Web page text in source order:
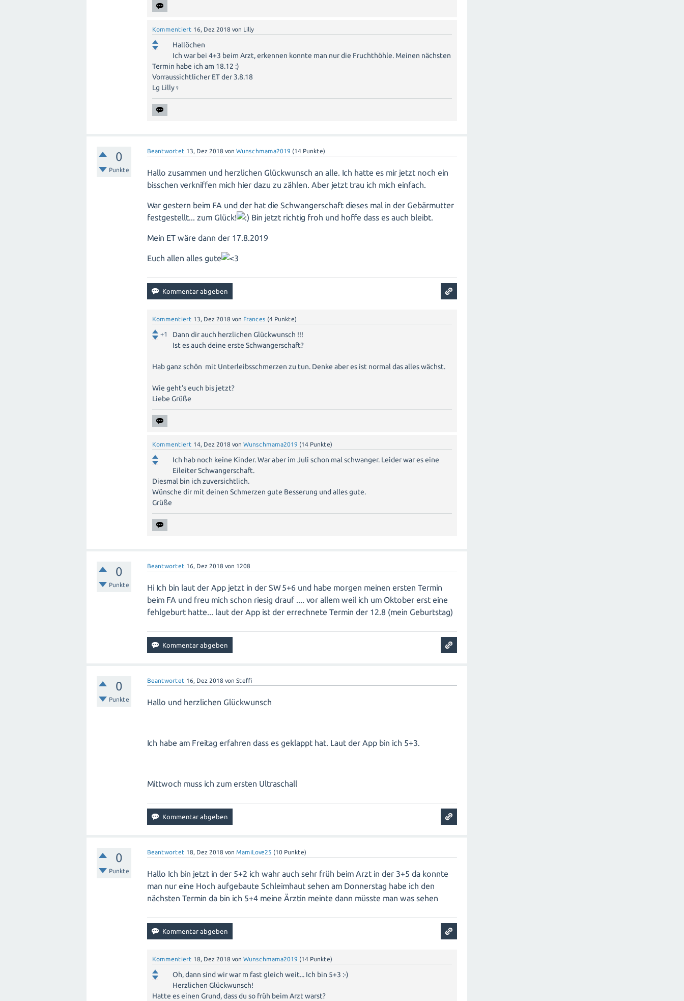
Kommentiert 16, Dez 2018 von Lilly
Hallöchen
Ich war bei 4+3 beim Arzt, erkennen konnte man nur die Fruchthöhle. Meinen nächsten
Termin habe ich am 18.12 :)
Vorraussichtlicher ET der 3.8.18
Lg Lilly‍♀️
0
Punkte
Beantwortet 13, Dez 2018 vonWunschmama2019 (14 Punkte)
Hallo zusammen und herzlichen Glückwunsch an alle. Ich hatte es mir jetzt noch ein
bisschen verkniffen mich hier dazu zu zählen. Aber jetzt trau ich mich einfach.
War gestern beim FA und der hat die Schwangerschaft dieses mal in der Gebärmutter
festgestellt... zum Glück!
Bin jetzt richtig froh und hoffe dass es auch bleibt.
Mein ET wäre dann der 17.8.2019
Euch allen alles gute
Kommentiert 13, Dez 2018 von Frances (4 Punkte)
+1
Dann dir auch herzlichen Glückwunsch !!!
Ist es auch deine erste Schwangerschaft?
Hab ganz schön mit Unterleibsschmerzen zu tun. Denke aber es ist normal das alles wächst.
Wie geht's euch bis jetzt?
Liebe Grüße
Kommentiert 14, Dez 2018 vonWunschmama2019 (14 Punkte)
Ich hab noch keine Kinder. War aber im Juli schon mal schwanger. Leider war es eine
Eileiter Schwangerschaft.
Diesmal bin ich zuversichtlich.
Wünsche dir mit deinen Schmerzen gute Besserung und alles gute.
Grüße
0
Punkte
Beantwortet 16, Dez 2018 von 1208
Hi Ich bin laut der App jetzt in der SW 5+6 und habe morgen meinen ersten Termin
beim FA und freu mich schon riesig drauf .... vor allem weil ich um Oktober erst eine
fehlgeburt hatte... laut der App ist der errechnete Termin der 12.8 (mein Geburtstag)
0
Punkte
Beantwortet 16, Dez 2018 vonSteffi
Hallo und herzlichen Glückwunsch
Ich habe am Freitag erfahren dass es geklappt hat. Laut der App bin ich 5+3.
Mittwoch muss ich zum ersten Ultraschall
0
Punkte
Beantwortet 18, Dez 2018 vonMamiLove25 (10 Punkte)
Hallo Ich bin jetzt in der 5+2 ich wahr auch sehr früh beim Arzt in der 3+5 da konnte
man nur eine Hoch aufgebaute Schleimhaut sehen am Donnerstag habe ich den
nächsten Termin da bin ich 5+4 meine Ärztin meinte dann müsste man was sehen
Kommentiert 18, Dez 2018 vonWunschmama2019 (14 Punkte)
Oh, dann sind wir war m fast gleich weit... Ich bin 5+3 :-)
Herzlichen Glückwunsch!
Hatte es einen Grund, dass du so früh beim Arzt warst?